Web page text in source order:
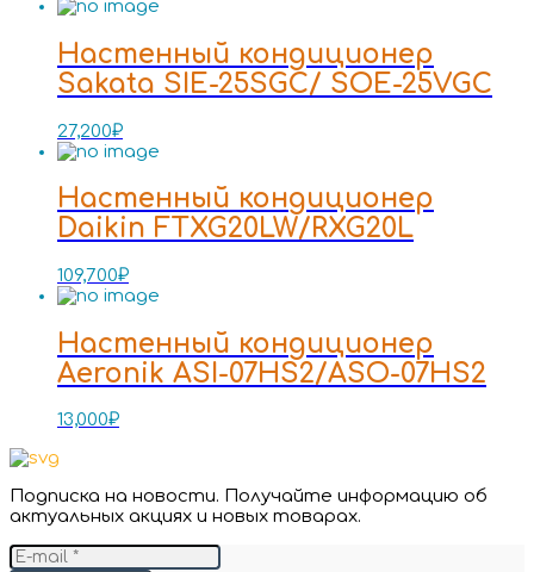
Настенный кондиционер
Sakata SIE-25SGC/ SOE-25VGC
27,200₽
Настенный кондиционер
Daikin FTXG20LW/RXG20L
109,700₽
Настенный кондиционер
Aeronik ASI-07HS2/ASO-07HS2
13,000₽
Подписка на новости. Получайте информацию об
актуальных акциях и новых товарах.